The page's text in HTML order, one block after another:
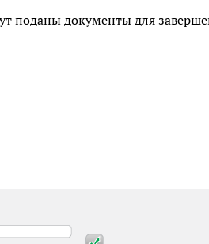
поданы документы для